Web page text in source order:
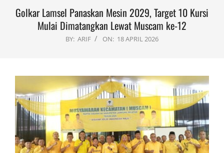
Golkar Lamsel Panaskan Mesin 2029, Target 10 Kursi
Mulai Dimatangkan Lewat Muscam ke-12
BY: ARIF ON: 18 APRIL 2026